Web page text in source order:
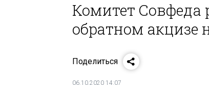
Комитет Совфеда
обратном акцизе
Поделиться
06.10.2020 14:07